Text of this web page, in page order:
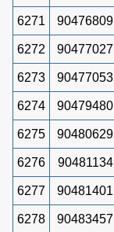
6271 90476809
6272 90477027
6273 90477053
6274 90479480
6275 90480629
6276 90481134
6277 90481401
6278 90483457